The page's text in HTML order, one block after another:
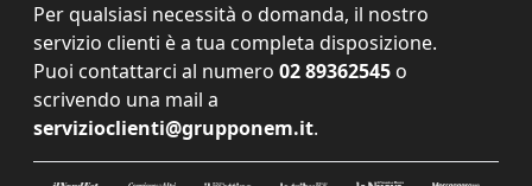
Per qualsiasi necessità o domanda, il nostro
servizio clienti è a tua completa disposizione.
Puoi contattarci al numero 02 89362545 o
scrivendo una mail a
servizioclienti@grupponem.it.